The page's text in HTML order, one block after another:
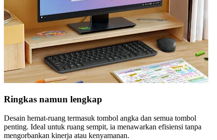
Ringkas namun lengkap
Desain hemat-ruang termasuk tombol angka dan semua tombol
penting. Ideal untuk ruang sempit, ia menawarkan efisiensi tanpa
mengorbankan kinerja atau kenyamanan.